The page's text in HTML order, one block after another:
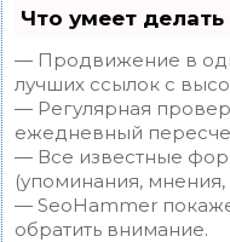
Что умеет делать
— Продвижение в
лучших ссылок с
— Регулярная
ежедневный
— Все известные
(упоминания, мнения,
— SeoHammer
обратить внимание.